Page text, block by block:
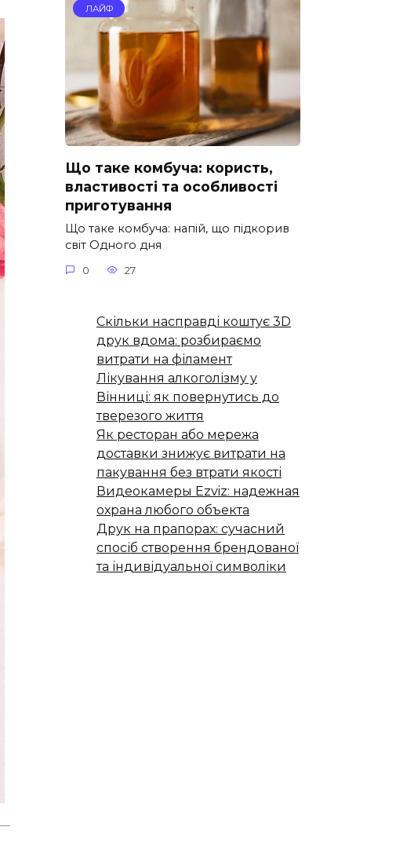
ЛАЙФ
Що таке комбуча: користь,
властивості та особливості
приготування
Що таке комбуча: напій, що підкорив
світ Одного дня
0 27
Скільки насправді коштує 3D
друк вдома: розбираємо
витрати на філамент
Лікування алкоголізму у
Вінниці: як повернутись до
тверезого життя
Як ресторан або мережа
доставки знижує витрати на
пакування без втрати якості
Видеокамеры Ezviz: надежная
охрана любого объекта
Друк на прапорах: сучасний
спосіб створення брендованої
та індивідуальної символіки